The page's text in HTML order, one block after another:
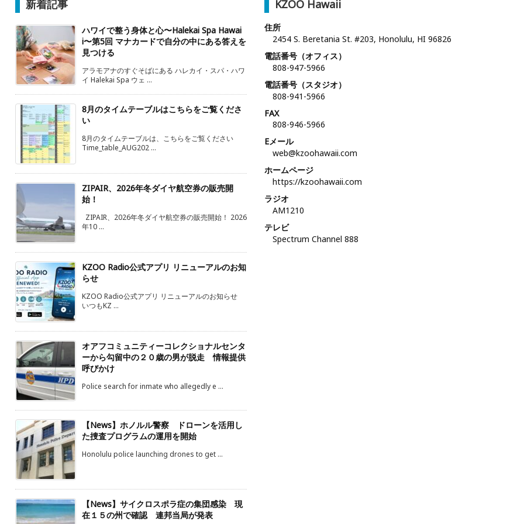
新着記事
ハワイで整う身体と心〜Halekai Spa Hawai
i〜第5回 マナカードで自分の中にある答えを
見つける
アラモアナのすぐそばにある ハレカイ・スパ・ハワ
イ Halekai Spa ウェ ...
8月のタイムテーブルはこちらをご覧くださ
い
8月のタイムテーブルは、こちらをご覧ください
Time_table_AUG202 ...
ZIPAIR、2026年冬ダイヤ航空券の販売開
始！
ZIPAIR、2026年冬ダイヤ航空券の販売開始！ 2026
年10 ...
KZOO Radio公式アプリ リニューアルのお知
らせ
KZOO Radio公式アプリ リニューアルのお知らせ
いつもKZ ...
オアフコミュニティーコレクショナルセンタ
ーから勾留中の２０歳の男が脱走 情報提供
呼びかけ
Police search for inmate who allegedly e ...
【News】ホノルル警察 ドローンを活用し
た捜査プログラムの運用を開始
Honolulu police launching drones to get ...
【News】サイクロスポラ症の集団感染 現
在１５の州で確認 連邦当局が発表
KZOO Hawaii
住所
2454 S. Beretania St. #203, Honolulu, HI 96826
電話番号（オフィス）
808-947-5966
電話番号（スタジオ）
808-941-5966
FAX
808-946-5966
Eメール
web@kzoohawaii.com
ホームページ
https://kzoohawaii.com
ラジオ
AM1210
テレビ
Spectrum Channel 888